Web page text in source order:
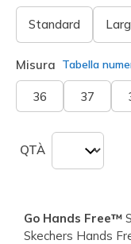
Standard
Misura Tabella
36 37
QTÀ
Go Hands Free™
Skechers Hands